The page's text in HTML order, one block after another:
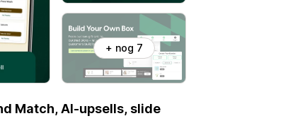
+ nog 7
Match, AI-upsells, slide